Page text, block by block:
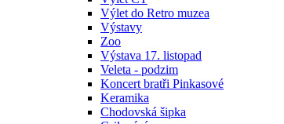
Výlet do Retro muzea
Výstavy
Zoo
Výstava 17. listopad
Veleta - podzim
Koncert bratři Pinkasové
Keramika
Chodovská šipka